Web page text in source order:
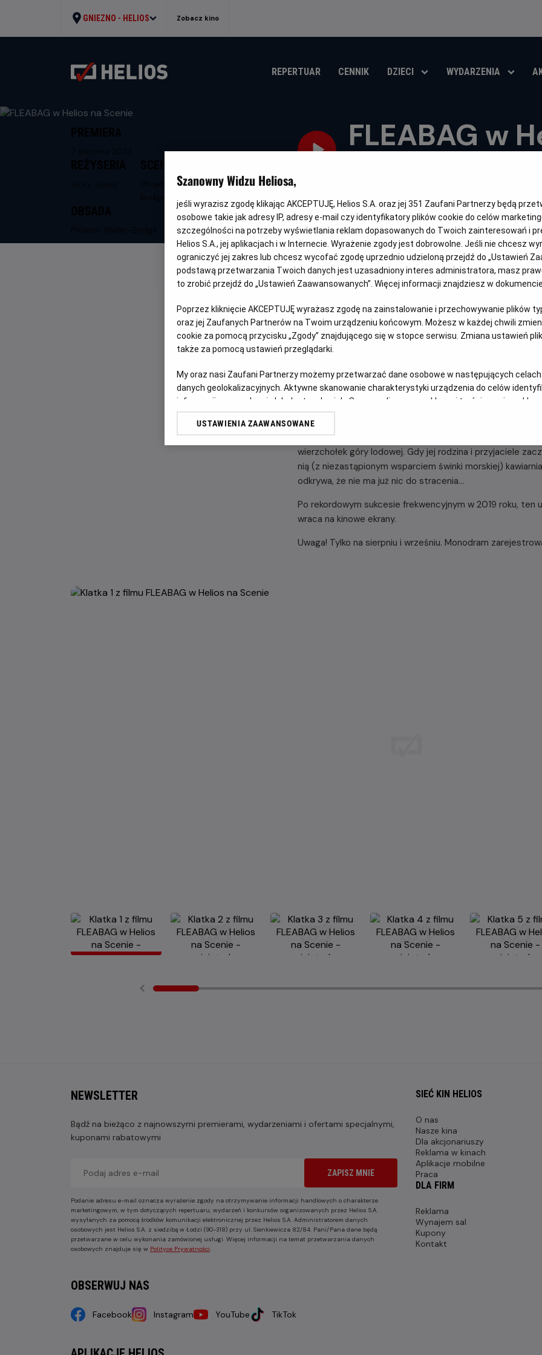
GNIEZNO - HELIOS Zobacz kino
REPERTUAR CENNIK DZIECI WYDARZENIA
FLEABAG w
Scenie
wiek
trwania
i
produkcji
OBSERWUJ
Phoebe Waller-
NAPISY
OPIS FILMU
Monodram Fleabag to nie tylko obsypany nagrodami
BBC, ale też prawdziwa, sceniczna jazda bez trzymanki!
bohaterce i jej z pozoru zwykłemu życiu, bezlitośnie,
współczesnej młodej kobiety.
Fleabag ma obsesję na punkcie seksu, jest emocjonalnie
wierzchołek góry lodowej. Gdy jej rodzina i przyjaciele
nią (z niezastąpionym wsparciem świnki morskiej)
odkrywa, że nie ma już nic do stracenia...
Po rekordowym sukcesie frekwencyjnym w 2019 roku, ten
wraca na kinowe ekrany.
Uwaga! Tylko na sierpniu i wrześniu. Monodram
NEWSLETTER
Bądź na bieżąco z najnowszymi premierami, wydarzeniami i ofertami specjalnymi,
kuponami rabatowymi
ZAPISZ MNIE
Podanie adresu e-mail oznacza wyrażenie zgody na otrzymywanie informacji handlowych o charakterze
marketingowym, w tym dotyczących repertuaru, wydarzeń i konkursów organizowanych przez Helios S.A.
wysyłanych za pomocą środków komunikacji elektronicznej przez Helios S.A. Administratorem danych
osobowych jest Helios S.A. z siedzibą w Łodzi (90-318) przy ul. Sienkiewicza 82/84. Pani/Pana dane będą
przetwarzane w celu wykonania zamówionej usługi. Więcej informacji na temat przetwarzania danych
osobowych znajduje się w Polityce Prywatności.
OBSERWUJ NAS
Facebook Instagram YouTube TikTok
SIEĆ KIN HELIOS
O nas
Nasze kina
Dla akcjonariuszy
Reklama w kinach
Aplikacje mobilne
Praca
DLA FIRM
Reklama
Wynajem sal
Kupony
Kontakt
Szanowny Widzu Heliosa,
jeśli wyrazisz zgodę klikając AKCEPTUJĘ, Helios S.A. oraz jej 351 Zaufani Partnerzy będą
osobowe takie jak adresy IP, adresy e-mail czy identyfikatory plików cookie do celów
szczególności na potrzeby wyświetlania reklam dopasowanych do Twoich zainteresowań i
Helios S.A., jej aplikacjach i w Internecie. Wyrażenie zgody jest dobrowolne. Jeśli nie chcesz
ograniczyć jej zakres lub chcesz wycofać zgodę uprzednio udzieloną przejdź do „Ustawień
podstawą przetwarzania Twoich danych jest uzasadniony interes administratora, masz
to zrobić przejdź do „Ustawień Zaawansowanych”. Więcej informacji znajdziesz w dokumencie
Poprzez kliknięcie AKCEPTUJĘ wyrażasz zgodę na zainstalowanie i przechowywanie plików
oraz jej Zaufanych Partnerów na Twoim urządzeniu końcowym. Możesz w każdej chwili
cookie za pomocą przycisku „Zgody” znajdującego się w stopce serwisu. Zmiana ustawień
także za pomocą ustawień przeglądarki.
My oraz nasi Zaufani Partnerzy możemy przetwarzać dane osobowe w następujących celach:
danych geolokalizacyjnych. Aktywne skanowanie charakterystyki urządzenia do celów
informacji na urządzeniu lub dostęp do nich. Spersonalizowane reklamy i treści, pomiar reklam
odbiorców i ulepszanie usług.
USTAWIENIA ZAAWANSOWANE